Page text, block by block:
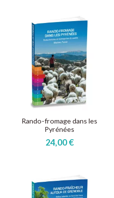
Rando-fromage dans les
Pyrénées
24,00 €